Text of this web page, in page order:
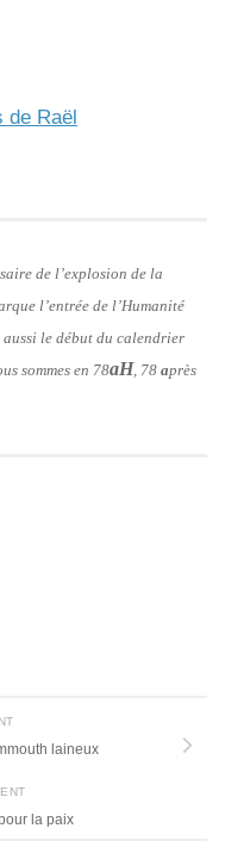
de Raël
de l’explosion de la
l’entrée de l’Humanité
aussi le début du calendrier
sommes en 78aH, 78 après
laineux
la paix